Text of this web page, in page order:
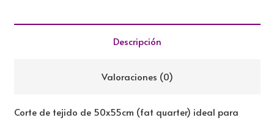
Descripción
Valoraciones (0)
Corte de tejido de 50x55cm (fat quarter) ideal para